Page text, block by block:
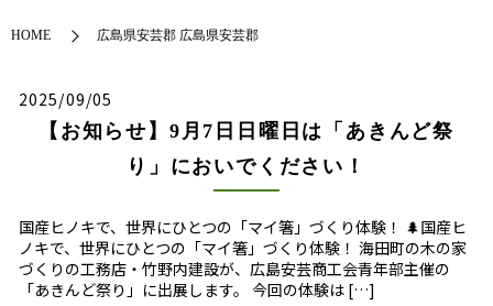
HOME 広島県安芸郡 広島県安芸郡
2025/09/05
【お知らせ】9月7日日曜日は「あきんど祭
り」においでください！
国産ヒノキで、世界にひとつの「マイ箸」づくり体験！ 🌲国産ヒ
ノキで、世界にひとつの「マイ箸」づくり体験！ 海田町の木の家
づくりの工務店・竹野内建設が、広島安芸商工会青年部主催の
「あきんど祭り」に出展します。 今回の体験は […]